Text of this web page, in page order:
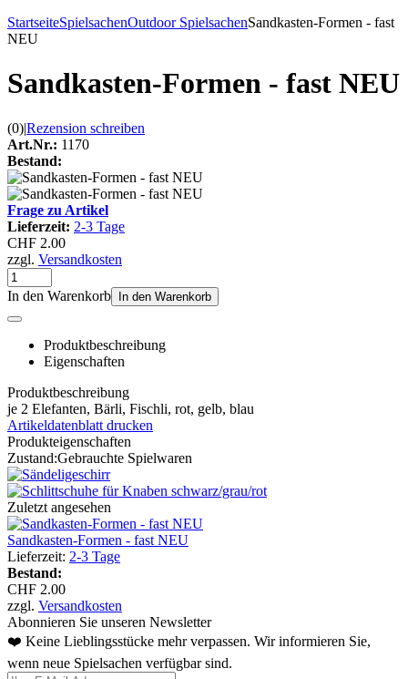
StartseiteSpielsachenOutdoor SpielsachenSandkasten-Formen - fast
NEU
Sandkasten-Formen - fast NEU
(0)|Rezension schreiben
Art.Nr.: 1170
Bestand:
Frage zu Artikel
Lieferzeit: 2-3 Tage
CHF 2.00
zzgl. Versandkosten
In den Warenkorb In den Warenkorb
Produktbeschreibung
Eigenschaften
Produktbeschreibung
je 2 Elefanten, Bärli, Fischli, rot, gelb, blau
Artikeldatenblatt drucken
Produkteigenschaften
Zustand:Gebrauchte Spielwaren
Zuletzt angesehen
Sandkasten-Formen - fast NEU
Lieferzeit: 2-3 Tage
Bestand:
CHF 2.00
zzgl. Versandkosten
Abonnieren Sie unseren Newsletter
❤️ Keine Lieblingsstücke mehr verpassen. Wir informieren Sie,
wenn neue Spielsachen verfügbar sind.